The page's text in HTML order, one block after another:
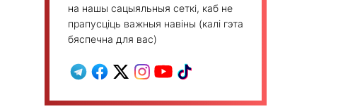
на нашы сацыяльныя сеткі, каб не
прапусціць важныя навіны (калі гэта
бяспечна для вас)